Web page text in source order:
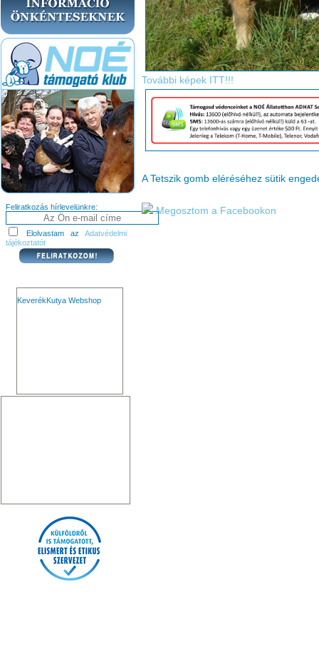
Feliratkozás hírlevelünkre:
Elolvastam az Adatvédelmi
tájékoztatót
KeverékKutya Webshop
További képek ITT!!!
A Tetszik gomb eléréséhez sütik
Megosztom a Facebookon